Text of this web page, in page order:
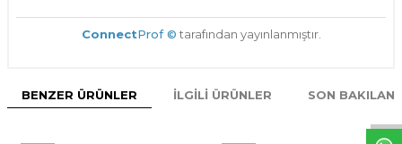
W
h
t
s
p
p
D
e
s
e
H
a
t
t
ConnectProf © tarafından yayınlanmıştır.
BENZER ÜRÜNLER İLGILI ÜRÜNLER SON